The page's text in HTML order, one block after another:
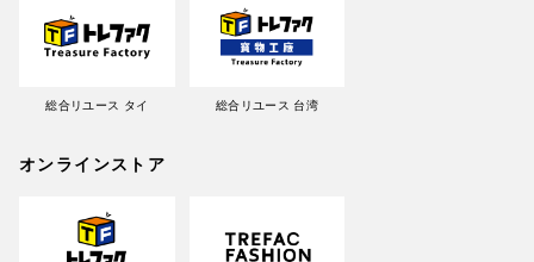
総合リユース タイ 総合リユース 台湾
オンラインストア